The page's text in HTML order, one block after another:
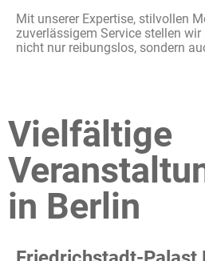
Mit unserer Expertise, stilvollen
zuverlässigem Service stellen wir
nicht nur reibungslos, sondern
Vielfältige
in Berlin